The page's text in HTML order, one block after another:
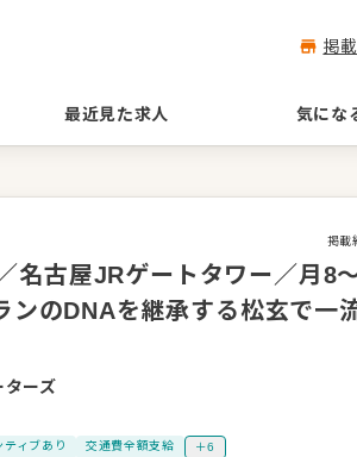
掲
最近見た求人 気にな
掲載
名古屋JRゲートタワー／月8
ンのDNAを継承する松玄で一
ターズ
ティブあり 交通費全額支給 ＋6